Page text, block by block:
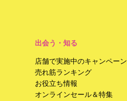
出会う・知る
店舗で実施中のキャンペーン
売れ筋ランキング
お役立ち情報
オンラインセール＆特集